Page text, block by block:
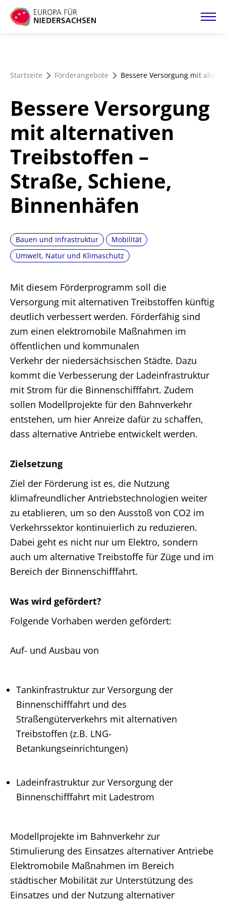
Direkt
zum
Förderangebote
Magazin
Startseite Förderangebote Bessere Versorgung mit
Bessere Versorgung
mit alternativen
Treibstoffen –
Straße, Schiene,
Binnenhäfen
Bauen und Infrastruktur
Mobilität
Umwelt, Natur und Klimaschutz
Mit diesem Förderprogramm soll die
Versorgung mit alternativen Treibstoffen künftig
deutlich verbessert werden. Förderfähig sind
zum einen elektromobile Maßnahmen im
öffentlichen und kommunalen
Verkehr der niedersächsischen Städte. Dazu
kommt die Verbesserung der Ladeinfrastruktur
mit Strom für die Binnenschifffahrt. Zudem
sollen Modellprojekte für den Bahnverkehr
entstehen, um hier Anreize dafür zu schaffen,
dass alternative Antriebe entwickelt werden.
Zielsetzung
Ziel der Förderung ist es, die Nutzung
klimafreundlicher Antriebstechnologien weiter
zu etablieren, um so den Ausstoß von CO2 im
Verkehrssektor kontinuierlich zu reduzieren.
Dabei geht es nicht nur um Elektro, sondern
auch um alternative Treibstoffe für Züge und im
Bereich der Binnenschifffahrt.
Was wird gefördert?
Folgende Vorhaben werden gefördert:
Auf- und Ausbau von
Tankinfrastruktur zur Versorgung der
Binnenschifffahrt und des
Straßengüterverkehrs mit alternativen
Treibstoffen (z.B. LNG-
Betankungseinrichtungen)
Ladeinfrastruktur zur Versorgung der
Binnenschifffahrt mit Ladestrom
Modellprojekte im Bahnverkehr zur
Stimulierung des Einsatzes alternativer Antriebe
Elektromobile Maßnahmen im Bereich
städtischer Mobilität zur Unterstützung des
Einsatzes und der Nutzung alternativer